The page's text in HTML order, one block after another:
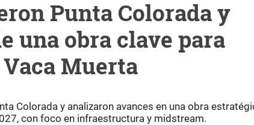
Punta Colorada y
una obra clave para
Muerta
Colorada y analizaron avances en una obra
con foco en infraestructura y midstream.